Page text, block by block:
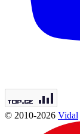
© 2010-2026 Vidal